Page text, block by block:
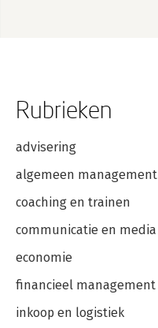
Rubrieken
advisering
algemeen management
coaching en trainen
communicatie en media
economie
financieel management
inkoop en logistiek